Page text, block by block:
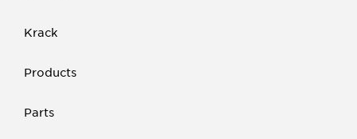
Krack
Products
Parts